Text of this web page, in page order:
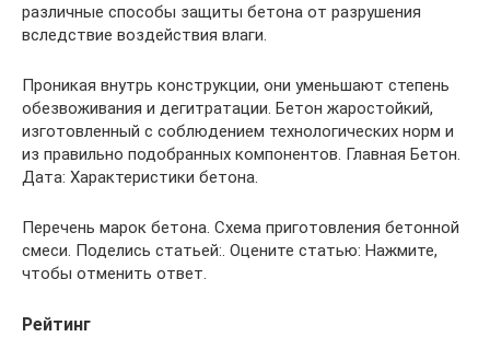
различные способы защиты бетона от разрушения
вследствие воздействия влаги.
Проникая внутрь конструкции, они уменьшают степень
обезвоживания и дегитратации. Бетон жаростойкий,
изготовленный с соблюдением технологических норм и
из правильно подобранных компонентов. Главная Бетон.
Дата: Характеристики бетона.
Перечень марок бетона. Схема приготовления бетонной
смеси. Поделись статьей:. Оцените статью: Нажмите,
чтобы отменить ответ.
Рейтинг